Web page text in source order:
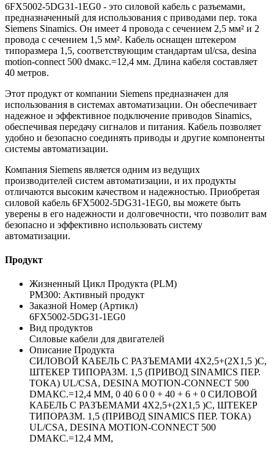
6FX5002-5DG31-1EG0 - это силовой кабель с разъемами,
предназначенный для использования с приводами пер. тока
Siemens Sinamics. Он имеет 4 провода с сечением 2,5 мм² и 2
провода с сечением 1,5 мм². Кабель оснащен штекером
типоразмера 1,5, соответствующим стандартам ul/csa, desina
motion-connect 500 dмакс.=12,4 мм. Длина кабеля составляет
40 метров.
Этот продукт от компании Siemens предназначен для
использования в системах автоматизации. Он обеспечивает
надежное и эффективное подключение приводов Sinamics,
обеспечивая передачу сигналов и питания. Кабель позволяет
удобно и безопасно соединять приводы и другие компоненты
системы автоматизации.
Компания Siemens является одним из ведущих
производителей систем автоматизации, и их продукты
отличаются высоким качеством и надежностью. Приобретая
силовой кабель 6FX5002-5DG31-1EG0, вы можете быть
уверены в его надежности и долговечности, что позволит вам
безопасно и эффективно использовать систему
автоматизации.
Продукт
Жизненный Цикл Продукта (PLM)
PM300: Активный продукт
Заказной Номер (Артикл)
6FX5002-5DG31-1EG0
Вид продуктов
Силовые кабели для двигателей
Описание Продукта
СИЛОВОЙ КАБЕЛЬ С РАЗЪЕМАМИ 4X2,5+(2X1,5 )C,
ШТЕКЕР ТИПОРАЗМ. 1,5 (ПРИВОД SINAMICS ПЕР.
ТОКА) UL/CSA, DESINA MOTION-CONNECT 500
DМАКС.=12,4 ММ, 0 40 6 0 0 + 40 + 6 + 0 СИЛОВОЙ
КАБЕЛЬ С РАЗЪЕМАМИ 4X2,5+(2X1,5 )C, ШТЕКЕР
ТИПОРАЗМ. 1,5 (ПРИВОД SINAMICS ПЕР. ТОКА)
UL/CSA, DESINA MOTION-CONNECT 500
DМАКС.=12,4 ММ,